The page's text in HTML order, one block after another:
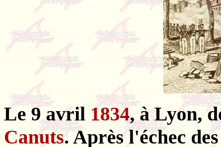
Le 9 avril 1834, à Lyon,
Canuts. Après l'échec